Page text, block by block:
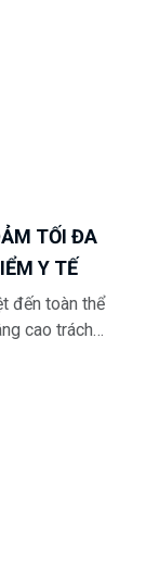
TỐI ĐA
Y TẾ
đến toàn thể
cao trách